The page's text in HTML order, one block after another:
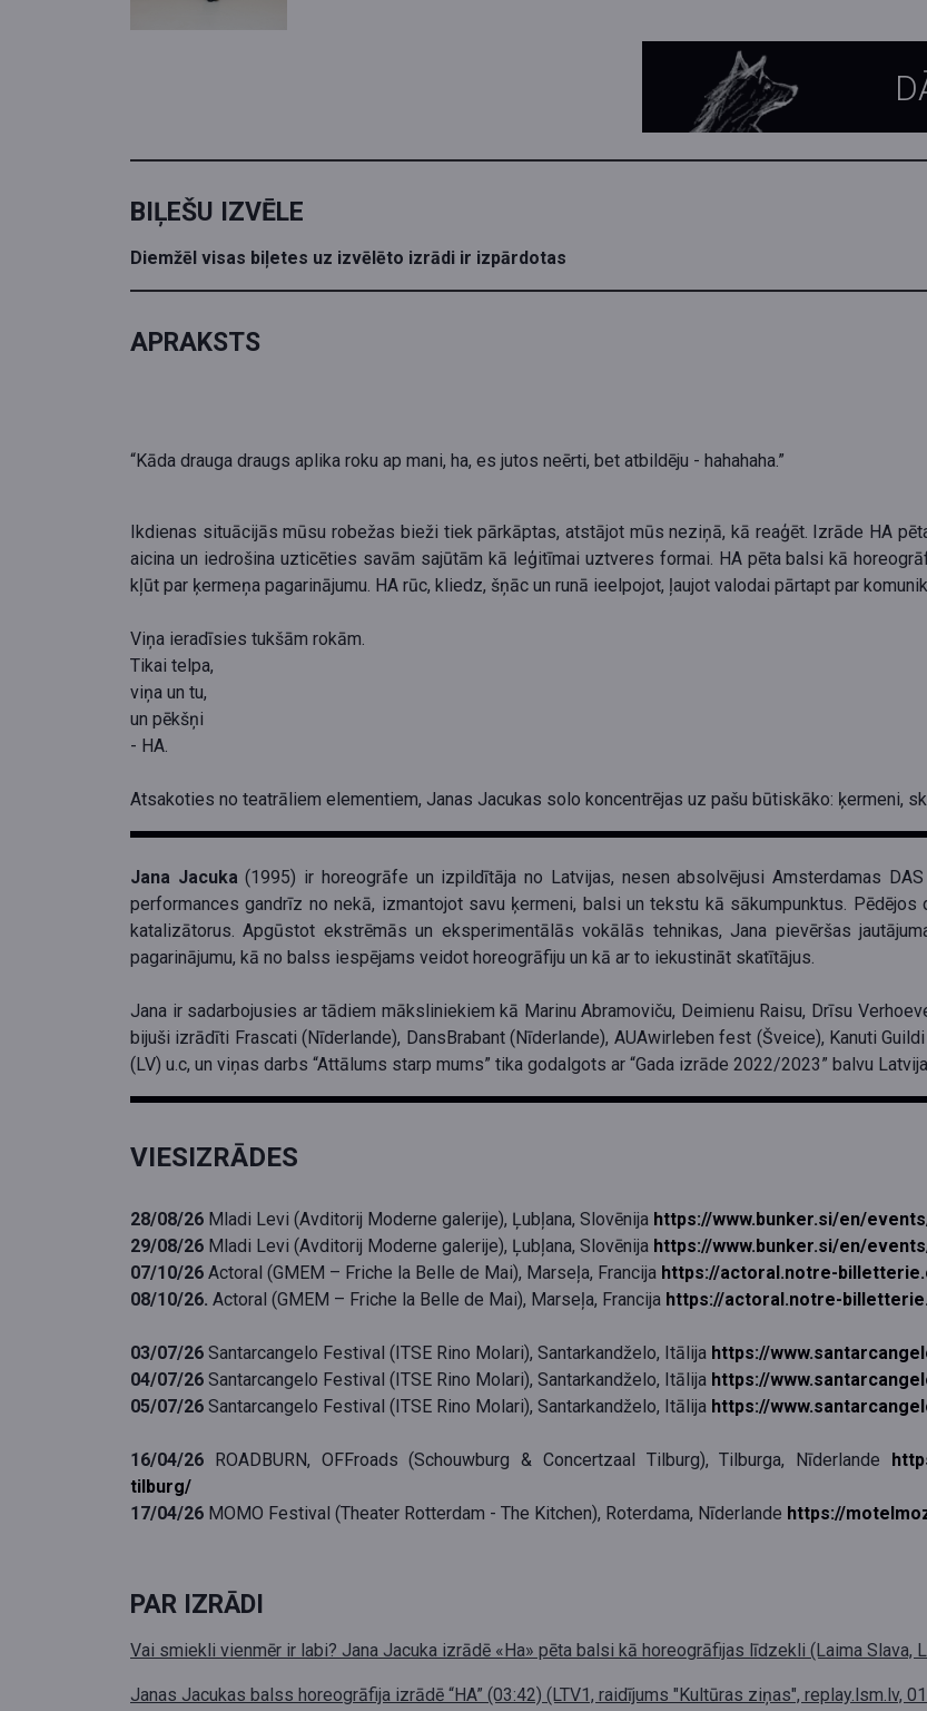
BIĻEŠU IZVĒLE
Diemžēl visas biļetes uz izvēlēto izrādi ir izpārdotas
APRAKSTS
“Kāda drauga draugs aplika roku ap mani, ha, es jutos neērti, bet atbildēju - hahahaha.”
Ikdienas situācijās mūsu robežas bieži tiek pārkāptas, atstājot mūs neziņā, kā reaģēt. Izrāde HA
aicina un iedrošina uzticēties savām sajūtām kā leģitīmai uztveres formai. HA pēta balsi kā
kļūt par ķermeņa pagarinājumu. HA rūc, kliedz, šņāc un runā ieelpojot, ļaujot valodai pārtapt par
Viņa ieradīsies tukšām rokām.
Tikai telpa,
viņa un tu,
un pēkšņi
- HA.
Atsakoties no teatrāliem elementiem, Janas Jacukas solo koncentrējas uz pašu būtiskāko: ķermeni,
Jana Jacuka(1995) ir horeogrāfe un izpildītāja no Latvijas, nesen absolvējusi Amsterdamas
performances gandrīz no nekā, izmantojot savu ķermeni, balsi un tekstu kā sākumpunktus.
katalizātorus. Apgūstot ekstrēmās un eksperimentālās vokālās tehnikas, Jana pievēršas
pagarinājumu, kā no balss iespējams veidot horeogrāfiju un kā ar to iekustināt skatītājus.
Jana ir sadarbojusies ar tādiem māksliniekiem kā Marinu Abramoviču, Deimienu Raisu, Drīsu
bijuši izrādīti Frascati (Nīderlande), DansBrabant (Nīderlande), AUAwirleben fest (Šveice), Kanuti
(LV) u.c, un viņas darbs “Attālums starp mums” tika godalgots ar “Gada izrāde 2022/2023” balvu
VIESIZRĀDES
28/08/26 Mladi Levi (Avditorij Moderne galerije), Ļubļana, Slovēnija https://www.bunker.si/en/
29/08/26 Mladi Levi (Avditorij Moderne galerije), Ļubļana, Slovēnija https://www.bunker.si/en/
07/10/26 Actoral (GMEM – Friche la Belle de Mai), Marseļa, Francija https://actoral.notre-
08/10/26. Actoral (GMEM – Friche la Belle de Mai), Marseļa, Francija https://actoral.notre-
03/07/26 Santarcangelo Festival ( ITSE Rino Molari), Santarkandželo, Itālija https://
04/07/26 Santarcangelo Festival ( ITSE Rino Molari), Santarkandželo, Itālija https://
05/07/26 Santarcangelo Festival ( ITSE Rino Molari), Santarkandželo, Itālija https://
16/04/26 ROADBURN, OFFroads (Schouwburg & Concertzaal Tilburg), Tilburga, Nīderlande
tilburg/
17/04/26 MOMO Festival (Theater Rotterdam - The Kitchen), Roterdama, Nīderlande https://
PAR IZRĀDI
Vai smiekli vienmēr ir labi? Jana Jacuka izrādē «Ha» pēta balsi kā horeogrāfijas līdzekli (Laima Slava,
Janas Jacukas balss horeogrāfija izrādē “HA” (03:42) (LTV1, raidījums "Kultūras ziņas", replay.lsm.lv,